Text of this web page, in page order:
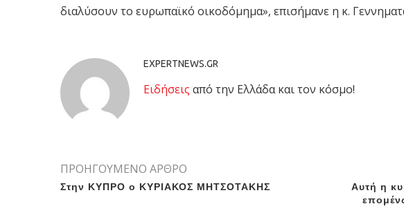
διαλύσουν το ευρωπαϊκό οικοδόμημα», επισήμανε η κ.
EXPERTNEWS.GR
Eιδήσεις από την Ελλάδα και τον κόσμο!
ΠΡΟΗΓΟΥΜΕΝΟ ΑΡΘΡΟ
Στην ΚΥΠΡΟ ο ΚΥΡΙΑΚΟΣ ΜΗΤΣΟΤΑΚΗΣ
Αυτή η